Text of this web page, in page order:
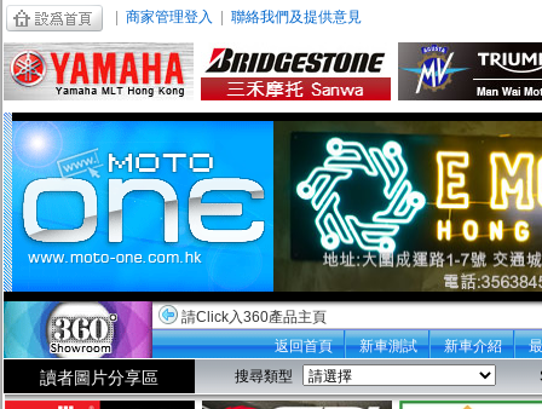
商家管理登入 聯絡我們及提供意見
請Click入360產品主頁
返回首頁
新車測試 新車介紹
讀者圖片分享區 搜尋類型